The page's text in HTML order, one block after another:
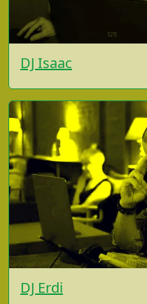
DJ Isaac
DJ Erdi